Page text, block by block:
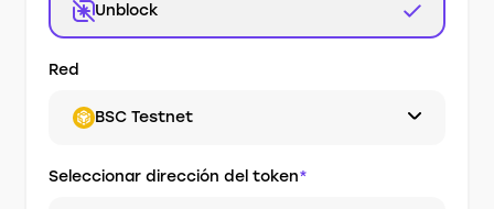
Unblock
Red
BSC Testnet
Seleccionar dirección del token*